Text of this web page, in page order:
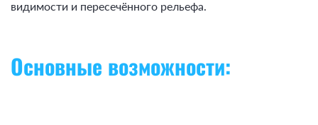
видимости и пересечённого рельефа.
Основные возможности: